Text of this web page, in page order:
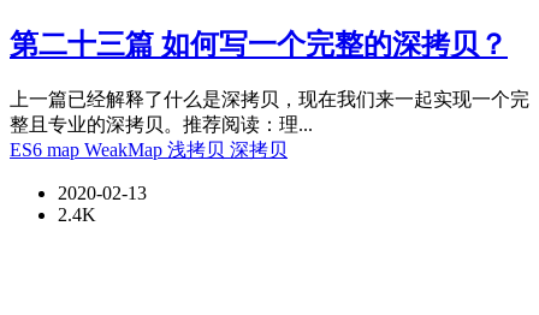
第二十三篇 如何写一个完整的深拷贝？
上一篇已经解释了什么是深拷贝，现在我们来一起实现一个完
整且专业的深拷贝。推荐阅读：理...
ES6 map WeakMap 浅拷贝 深拷贝
2020-02-13
2.4K